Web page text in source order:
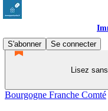
S'abonner
Se connecter
Lisez
Bourgogne Franche Comté